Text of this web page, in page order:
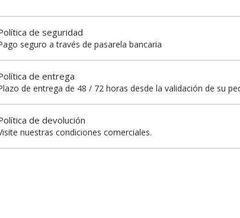
de seguridad
seguro a través de pasarela bancaria
de entrega
de entrega de 48 / 72 horas desde la validación de su
de devolución
nuestras condiciones comerciales.